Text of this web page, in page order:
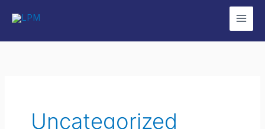
content
Main
Uncategorized